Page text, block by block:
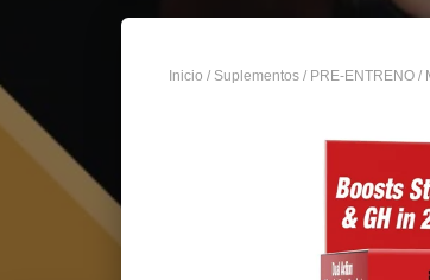
Inicio / Suplementos / PRE-ENTRENO /